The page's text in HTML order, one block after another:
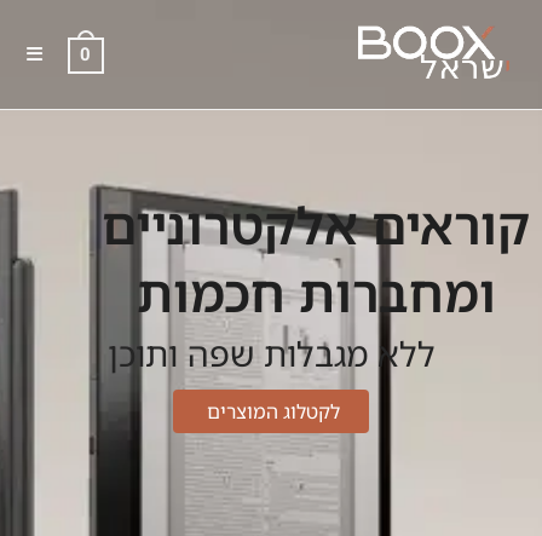
0
קוראים אלקטרוניים
ומחברות חכמות
ללא מגבלות שפה ותוכן
לקטלוג המוצרים ​